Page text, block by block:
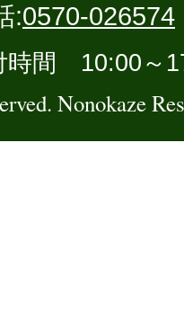
:0570-026574
時間 10:00～
Nonokaze